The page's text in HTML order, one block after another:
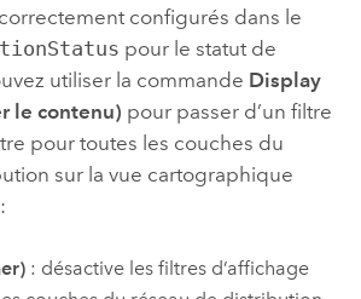
configurés dans le
pour le statut de
utiliser la commande Display
le contenu) pour passer d’un filtre
pour toutes les couches du
sur la vue cartographique
: désactive les filtres d’affichage